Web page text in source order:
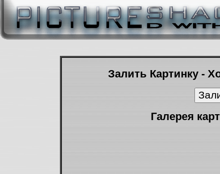
Залить Картинку -
Галерея